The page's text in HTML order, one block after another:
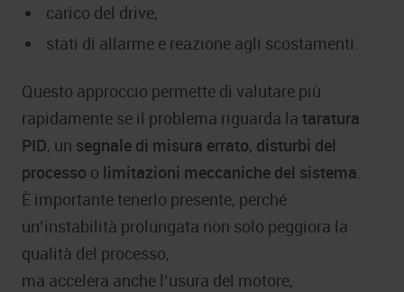
carico del drive,
stati di allarme e reazione agli scostamenti.
Questo approccio permette di valutare più
rapidamente se il problema riguarda la taratura
PID, un segnale di misura errato, disturbi del
processo o limitazioni meccaniche del sistema
È importante tenerlo presente, perché
un’instabilità prolungata non solo peggiora la
qualità del processo,
ma accelera anche l’usura del motore,